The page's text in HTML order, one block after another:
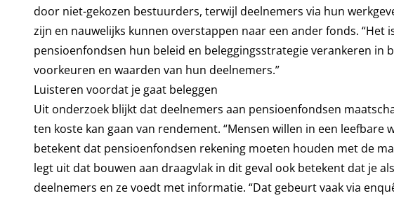
door niet-gekozen bestuurders, terwijl deelnemers via hun
zijn en nauwelijks kunnen overstappen naar een ander fonds. “Het
pensioenfondsen hun beleid en beleggingsstrategie verankeren in
voorkeuren en waarden van hun deelnemers.”
Luisteren voordat je gaat beleggen
Uit onderzoek blijkt dat deelnemers aan pensioenfondsen
ten koste kan gaan van rendement. “Mensen willen in een
betekent dat pensioenfondsen rekening moeten houden met de
legt uit dat bouwen aan draagvlak in dit geval ook betekent dat je
deelnemers en ze voedt met informatie. “Dat gebeurt vaak via